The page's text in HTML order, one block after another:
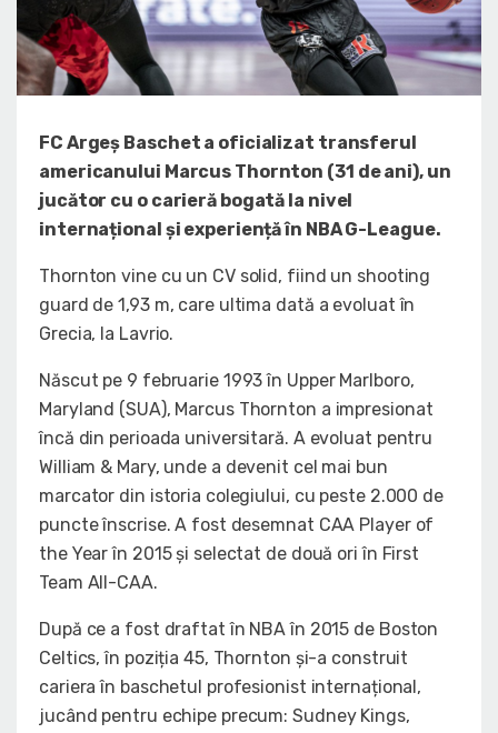
FC Argeș Baschet a oficializat transferul
americanului Marcus Thornton (31 de ani), un
jucător cu o carieră bogată la nivel
internațional și experiență în NBA G-League.
Thornton vine cu un CV solid, fiind un shooting
guard de 1,93 m, care ultima dată a evoluat în
Grecia, la Lavrio.
Născut pe 9 februarie 1993 în Upper Marlboro,
Maryland (SUA), Marcus Thornton a impresionat
încă din perioada universitară. A evoluat pentru
William & Mary, unde a devenit cel mai bun
marcator din istoria colegiului, cu peste 2.000 de
puncte înscrise. A fost desemnat CAA Player of
the Year în 2015 și selectat de două ori în First
Team All-CAA.
După ce a fost draftat în NBA în 2015 de Boston
Celtics, în poziția 45, Thornton și-a construit
cariera în baschetul profesionist internațional,
jucând pentru echipe precum: Sudney Kings,